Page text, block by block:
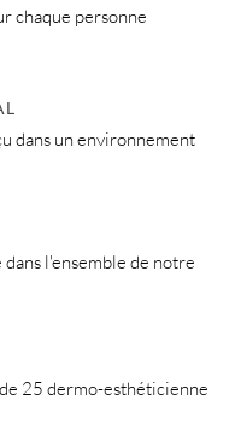
chaque personne
dans un environnement
l'ensemble de notre
25 dermo-esthéticienne